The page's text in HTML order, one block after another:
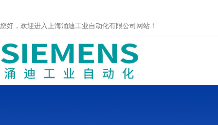
您好，欢迎进入上海涌迪工业自动化有限公司网站！